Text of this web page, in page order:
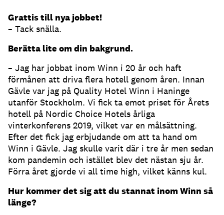
Grattis till nya jobbet!
– Tack snälla.
Berätta lite om din bakgrund.
– Jag har jobbat inom Winn i 20 år och haft
förmånen att driva flera hotell genom åren. Innan
Gävle var jag på Quality Hotel Winn i Haninge
utanför Stockholm. Vi fick ta emot priset för Årets
hotell på Nordic Choice Hotels årliga
vinterkonferens 2019, vilket var en målsättning.
Efter det fick jag erbjudande om att ta hand om
Winn i Gävle. Jag skulle varit där i tre år men sedan
kom pandemin och istället blev det nästan sju år.
Förra året gjorde vi all time high, vilket känns kul.
Hur kommer det sig att du stannat inom Winn så
länge?